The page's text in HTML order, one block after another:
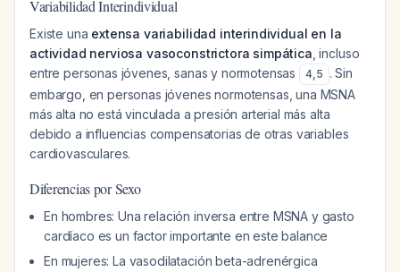
Variabilidad Interindividual
Existe una extensa variabilidad interindividual en la
actividad nerviosa vasoconstrictora simpática , incluso
entre personas jóvenes, sanas y normotensas
4,5 . Sin
embargo, en personas jóvenes normotensas, una MSNA
más alta no está vinculada a presión arterial más alta
debido a influencias compensatorias de otras variables
cardiovasculares.
Diferencias por Sexo
En hombres: Una relación inversa entre MSNA y gasto
cardíaco es un factor importante en este balance
En mujeres: La vasodilatación beta-adrenérgica